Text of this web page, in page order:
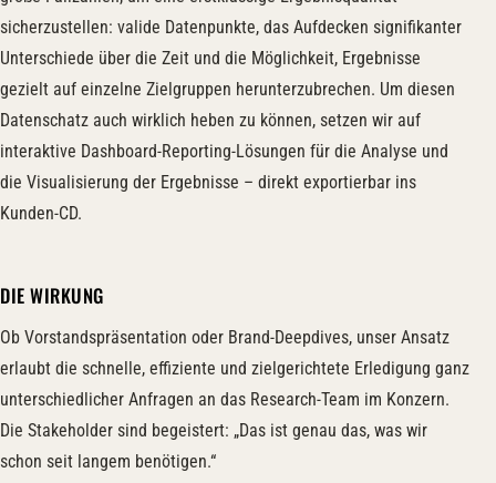
sicherzustellen: valide Datenpunkte, das Aufdecken signifikanter
Unterschiede über die Zeit und die Möglichkeit, Ergebnisse
gezielt auf einzelne Zielgruppen herunterzubrechen. Um diesen
Datenschatz auch wirklich heben zu können, setzen wir auf
interaktive Dashboard-Reporting-Lösungen für die Analyse und
die Visualisierung der Ergebnisse – direkt exportierbar ins
Kunden-CD.
DIE WIRKUNG
Ob Vorstandspräsentation oder Brand-Deepdives, unser Ansatz
erlaubt die schnelle, effiziente und zielgerichtete Erledigung ganz
unterschiedlicher Anfragen an das Research-Team im Konzern.
Die Stakeholder sind begeistert: „Das ist genau das, was wir
schon seit langem benötigen.“